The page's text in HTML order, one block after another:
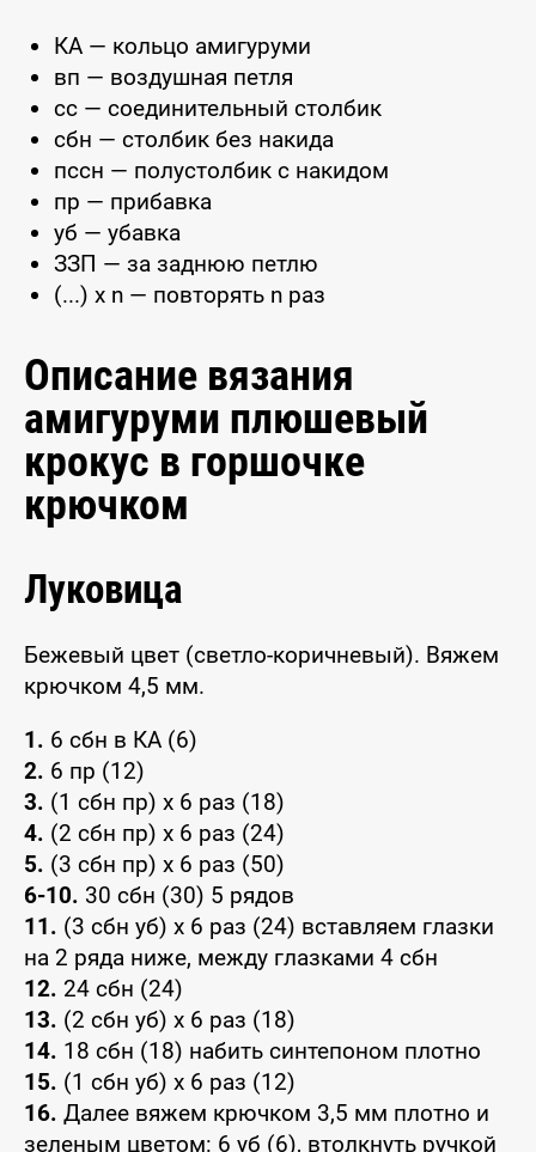
КА — кольцо амигуруми
вп — воздушная петля
сс — соединительный столбик
сбн — столбик без накида
пссн — полустолбик с накидом
пр — прибавка
уб — убавка
ЗЗП — за заднюю петлю
(...) x n — повторять n раз
Описание вязания
амигуруми плюшевый
крокус в горшочке
крючком
Луковица
Бежевый цвет (светло-коричневый). Вяжем
крючком 4,5 мм.
1. 6 сбн в КА (6)
2. 6 пр (12)
3. (1 сбн пр) x 6 раз (18)
4. (2 сбн пр) x 6 раз (24)
5. (3 сбн пр) x 6 раз (50)
6-10. 30 сбн (30) 5 рядов
11. (3 сбн уб) x 6 раз (24) вставляем глазки
на 2 ряда ниже, между глазками 4 сбн
12. 24 сбн (24)
13. (2 сбн уб) x 6 раз (18)
14. 18 сбн (18) набить синтепоном плотно
15. (1 сбн уб) x 6 раз (12)
16. Далее вяжем крючком 3,5 мм плотно и
зеленым цветом: 6 уб (6), втолкнуть ручкой